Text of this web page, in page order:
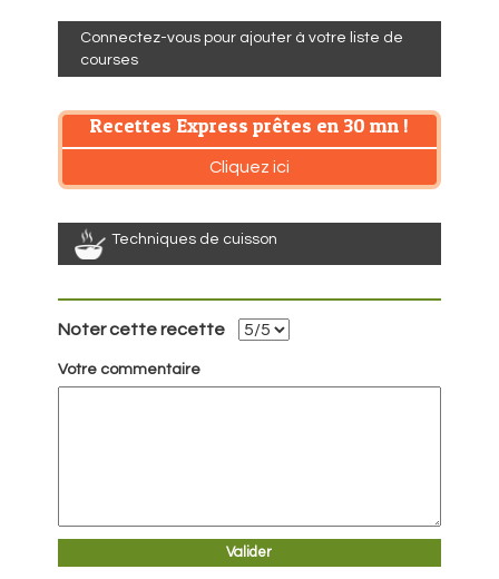
Connectez-vous pour ajouter à votre liste de
courses
Recettes Express prêtes en 30 mn !
Cliquez ici
Techniques de cuisson
Noter cette recette
Votre commentaire